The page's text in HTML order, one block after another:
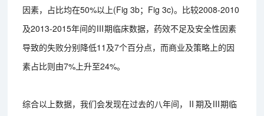
因素，占比均在50%以上(Fig 3b；Fig 3c)。比较2008-2010
及2013-2015年间的Ⅲ期临床数据，药效不足及安全性因素
导致的失败分别降低11及7个百分点，而商业及策略上的因
素占比则由7%上升至24%。
综合以上数据，我们会发现在过去的八年间，Ⅱ期及Ⅲ期临